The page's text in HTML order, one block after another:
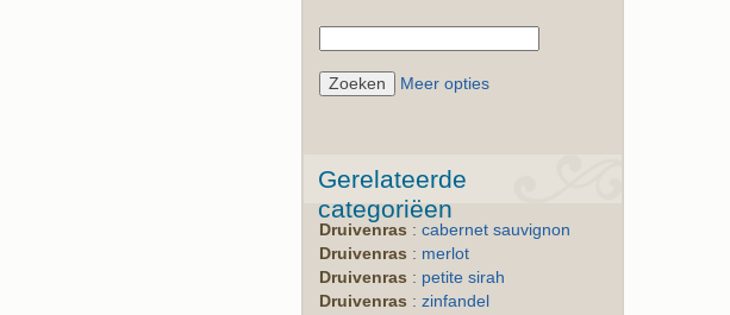
Meer opties
Gerelateerde
categoriëen
Druivenras :cabernet sauvignon
Druivenras : merlot
Druivenras : petite sirah
Druivenras :zinfandel